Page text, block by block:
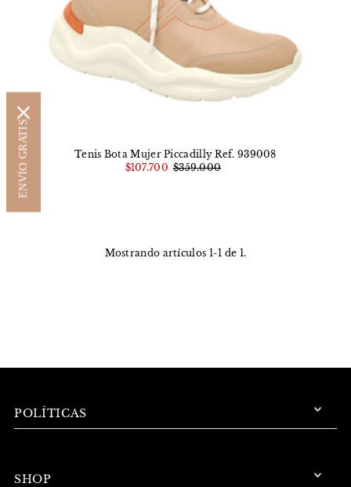
Fecha: antiguo(a) a reciente
Fecha: reciente a antiguo(a)
Tenis Bota Mujer Piccadilly Ref. 939008
$107.700 $359.000
Mostrando artículos 1-1 de 1.
POLÍTICAS
SHOP
ENVÍO GRATIS